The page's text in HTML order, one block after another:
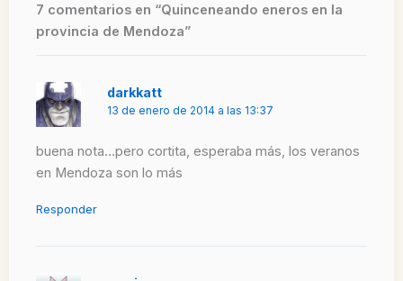
7 comentarios en “Quinceneando eneros en la
provincia de Mendoza”
darkkatt
13 de enero de 2014 a las 13:37
buena nota…pero cortita, esperaba más, los veranos
en Mendoza son lo más
Responder